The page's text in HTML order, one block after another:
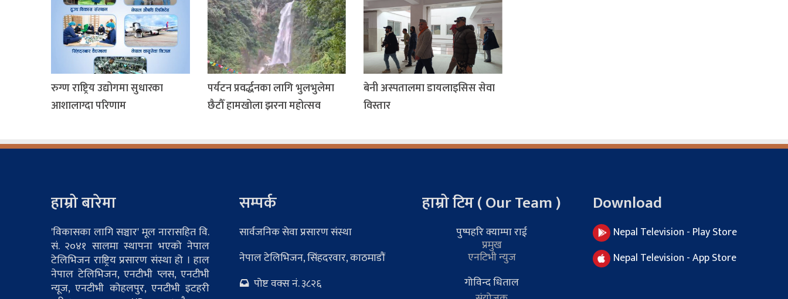
रुग्ण राष्ट्रिय उद्योगमा सुधारका
आशालाग्दा परिणाम
पर्यटन प्रवर्द्धनका लागि भुलभुलेमा
छैटौँ हामखोला झरना महोत्सव
बेनी अस्पतालमा डायलाइसिस सेवा
विस्तार
हाम्रो बारेमा
'विकासका लागि सञ्चार' मूल नारासहित वि.
सं. २०४१ सालमा स्थापना भएको नेपाल
टेलिभिजन राष्ट्रिय प्रसारण संस्था हो । हाल
नेपाल टेलिभिजन, एनटीभी प्लस, एनटीभी
न्यूज, एनटीभी कोहलपुर, एनटीभी इटहरी
सम्पर्क
सार्वजनिक सेवा प्रसारण संस्था
नेपाल टेलिभिजन, सिंहदरवार, काठमाडौं
पोष्ट वक्स नं. ३८२६
हाम्रो टिम ( Our Team )
पुष्पहरि क्याम्पा राई
प्रमुख
एनटिभी न्युज
गोविन्द धिताल
Download
Nepal Television - Play Store
Nepal Television - App Store